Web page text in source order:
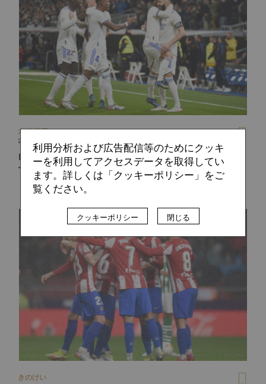
木村 浩嗣
2021.12.15
レアル・マドリー強さの秘密は「集団技の向上」にあり。ダ
ービー完勝＆公式戦10連勝を支えるボール出しのメカニズム
きのけい
利用分析および広告配信等のためにクッキ
ーを利用してアクセスデータを取得してい
ます。詳しくは「クッキーポリシー」をご
覧ください。
クッキーポリシー 閉じる